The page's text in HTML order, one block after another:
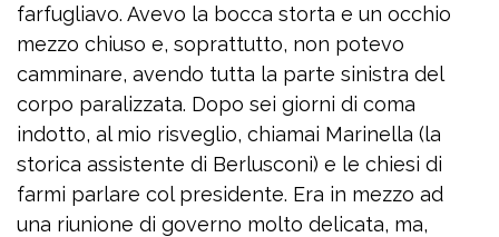
farfugliavo. Avevo la bocca storta e un occhio
mezzo chiuso e, soprattutto, non potevo
camminare, avendo tutta la parte sinistra del
corpo paralizzata. Dopo sei giorni di coma
indotto, al mio risveglio, chiamai Marinella (la
storica assistente di Berlusconi) e le chiesi di
farmi parlare col presidente. Era in mezzo ad
una riunione di governo molto delicata, ma,